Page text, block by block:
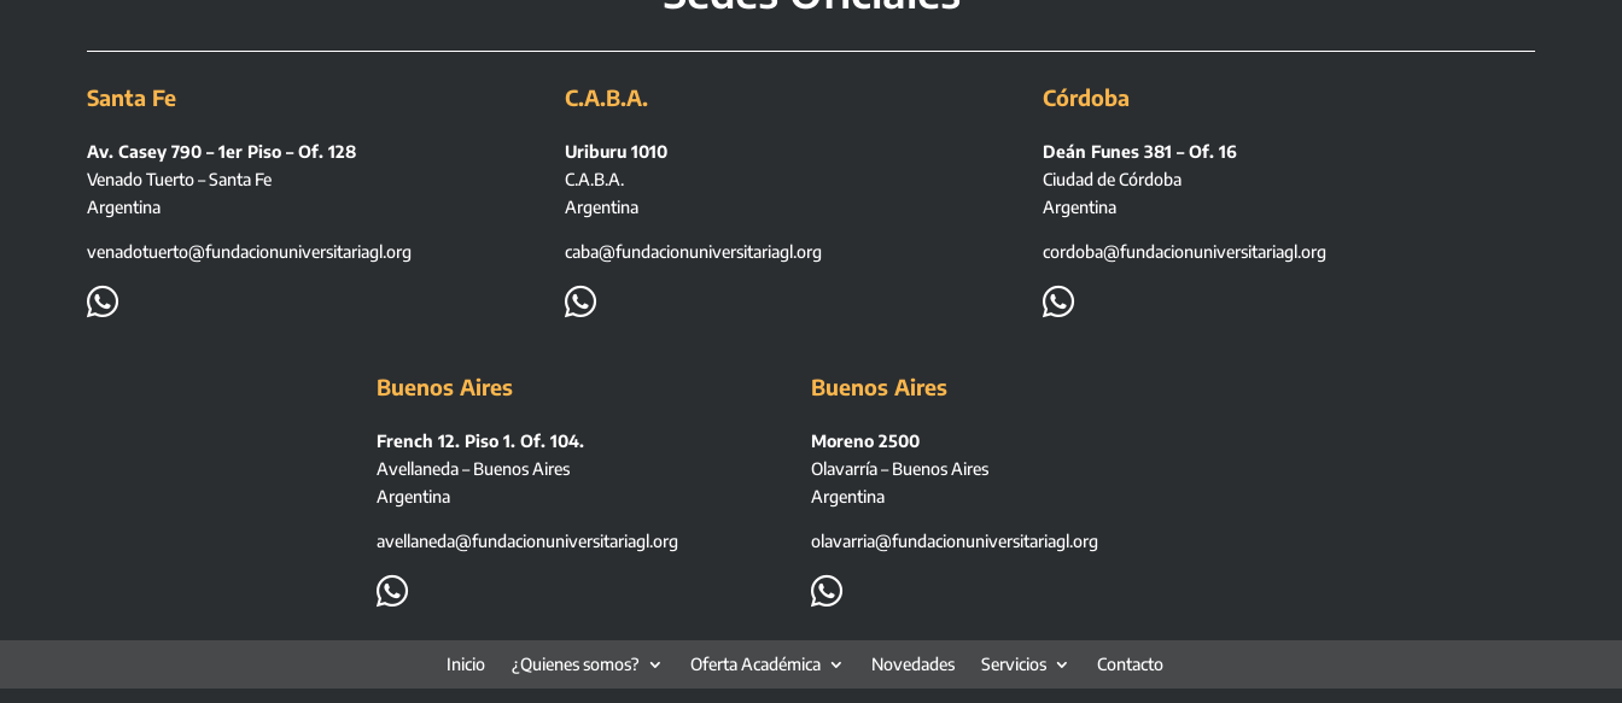
Santa Fe
Av. Casey 790 – 1er Piso – Of. 128
Venado Tuerto – Santa Fe
Argentina
venadotuerto@fundacionuniversitariagl.org

C.A.B.A.
Uriburu 1010
C.A.B.A.
Argentina
caba@fundacionuniversitariagl.org

Córdoba
Deán Funes 381 – Of. 16
Ciudad de Córdoba
Argentina
cordoba@fundacionuniversitariagl.org

Buenos Aires
French 12. Piso 1. Of. 104.
Avellaneda – Buenos Aires
Argentina
avellaneda@fundacionuniversitariagl.org

Buenos Aires
Moreno 2500
Olavarría – Buenos Aires
Argentina
olavarria@fundacionuniversitariagl.org

Inicio ¿Quienes somos? Oferta Académica Novedades Servicios Contacto